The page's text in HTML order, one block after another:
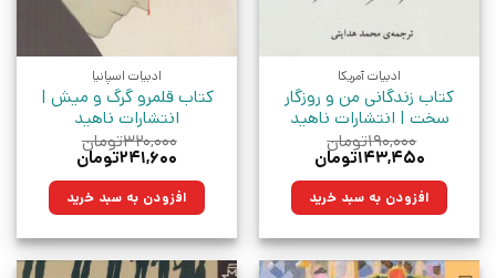
ادبیات آمریکا
کتاب زندگانی من و روزگار
سخت | انتشارات ناهید
۱۹۰,۰۰۰تومان
قیمت
۱۹۰,۰۰۰تومان
بود.
۱۴۳,۴۵۰تومان
۱۴۳,۴۵۰تومان.افزودن به سبد خرید
ادبیات اسپانیا
کتاب قلمرو گرگ و میش |
انتشارات ناهید
۳۲۰,۰۰۰تومان
قیمت
۳۲۰,۰۰۰تومان
بود.
۲۴۱,۶۰۰تومان
۲۴۱,۶۰۰تومان.افزودن به سبد خرید